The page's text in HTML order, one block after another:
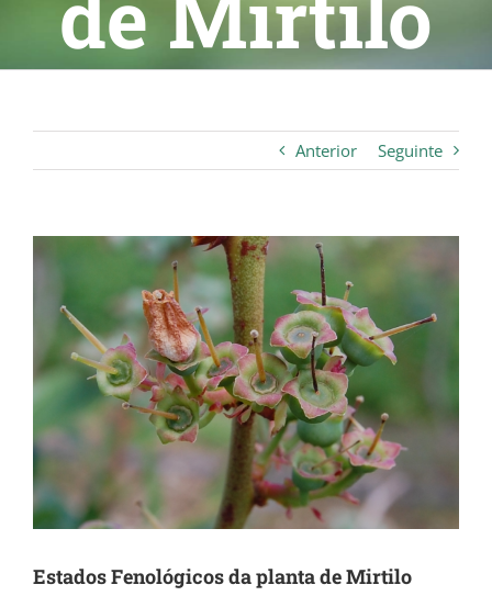
Anterior Seguinte
Estados Fenológicos da planta de Mirtilo